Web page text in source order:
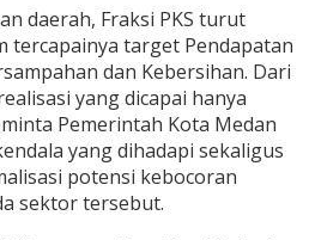
daerah, Fraksi PKS turut
tercapainya target Pendapatan
dan Kebersihan. Dari
yang dicapai hanya
Pemerintah Kota Medan
yang dihadapi sekaligus
potensi kebocoran
sektor tersebut.